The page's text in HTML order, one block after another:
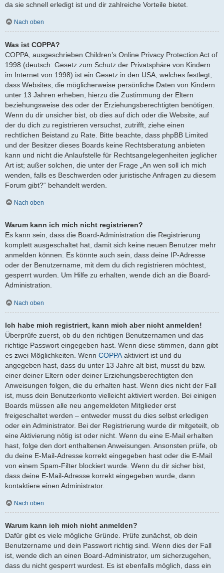
da sie schnell erledigt ist und dir zahlreiche Vorteile bietet.
Nach oben
Was ist COPPA?
COPPA, ausgeschrieben Children’s Online Privacy Protection Act of
1998 (deutsch: Gesetz zum Schutz der Privatsphäre von Kindern
im Internet von 1998) ist ein Gesetz in den USA, welches festlegt,
dass Websites, die möglicherweise persönliche Daten von Kindern
unter 13 Jahren erheben, hierzu die Zustimmung der Eltern
beziehungsweise des oder der Erziehungsberechtigten benötigen.
Wenn du dir unsicher bist, ob dies auf dich oder die Website, auf
der du dich zu registrieren versuchst, zutrifft, ziehe einen
rechtlichen Beistand zu Rate. Bitte beachte, dass phpBB Limited
und der Besitzer dieses Boards keine Rechtsberatung anbieten
kann und nicht die Anlaufstelle für Rechtsangelegenheiten jeglicher
Art ist; außer solchen, die unter der Frage „An wen soll ich mich
wenden, falls es Beschwerden oder juristische Anfragen zu diesem
Forum gibt?“ behandelt werden.
Nach oben
Warum kann ich mich nicht registrieren?
Es kann sein, dass die Board-Administration die Registrierung
komplett ausgeschaltet hat, damit sich keine neuen Benutzer mehr
anmelden können. Es könnte auch sein, dass deine IP-Adresse
oder der Benutzername, mit dem du dich registrieren möchtest,
gesperrt wurden. Um Hilfe zu erhalten, wende dich an die Board-
Administration.
Nach oben
Ich habe mich registriert, kann mich aber nicht anmelden!
Überprüfe zuerst, ob du den richtigen Benutzernamen und das
richtige Passwort eingegeben hast. Wenn diese stimmen, dann gibt
es zwei Möglichkeiten. Wenn COPPA aktiviert ist und du
angegeben hast, dass du unter 13 Jahre alt bist, musst du bzw.
einer deiner Eltern oder deiner Erziehungsberechtigten den
Anweisungen folgen, die du erhalten hast. Wenn dies nicht der Fall
ist, muss dein Benutzerkonto vielleicht aktiviert werden. Bei einigen
Boards müssen alle neu angemeldeten Mitglieder erst
freigeschaltet werden – entweder musst du dies selbst erledigen
oder ein Administrator. Bei der Registrierung wurde dir mitgeteilt, ob
eine Aktivierung nötig ist oder nicht. Wenn du eine E-Mail erhalten
hast, folge den dort enthaltenen Anweisungen. Ansonsten prüfe, ob
du deine E-Mail-Adresse korrekt eingegeben hast oder die E-Mail
von einem Spam-Filter blockiert wurde. Wenn du dir sicher bist,
dass deine E-Mail-Adresse korrekt eingegeben wurde, dann
kontaktiere einen Administrator.
Nach oben
Warum kann ich mich nicht anmelden?
Dafür gibt es viele mögliche Gründe. Prüfe zunächst, ob dein
Benutzername und dein Passwort richtig sind. Wenn dies der Fall
ist, wende dich an einen Board-Administrator, um sicherzugehen,
dass du nicht gesperrt wurdest. Es ist ebenfalls möglich, dass ein